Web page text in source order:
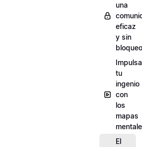
una
eficaz
y sin
Impulsa
tu
ingenio
con
los
mapas
El